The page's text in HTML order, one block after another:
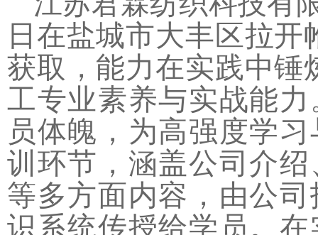
日在盐城市大丰区拉开
获取，能力在实践中锤
工专业素养与实战能
员体魄，为高强度学
训环节，涵盖公司介
等多方面内容，由公
识系统传授给学员。